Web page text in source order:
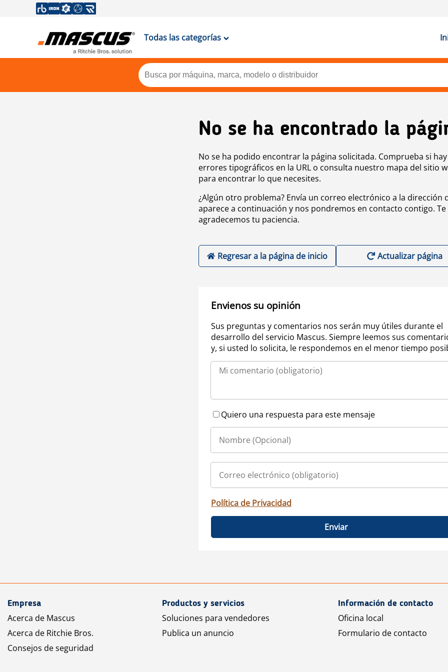
Todas las categorías
No se ha encontrado la
No se ha podido encontrar la página solicitada. Comprueba si hay
errores tipográficos en la URL o consulta nuestro mapa del sitio
para encontrar lo que necesites.
¿Algún otro problema? Envía un correo electrónico a la dirección
aparece a continuación y nos pondremos en contacto contigo. Te
agradecemos tu paciencia.
Regresar a la página de inicio Actualizar página
Envienos su opinión
Sus preguntas y comentarios nos serán muy útiles durante el
desarrollo del servicio Mascus. Siempre leemos sus
y, si usted lo solicita, le respondemos en el menor tiempo
Quiero una respuesta para este mensaje
Política de Privacidad
Enviar
Empresa
Acerca de Mascus
Acerca de Ritchie Bros.
Consejos de seguridad
Productos y servicios
Soluciones para vendedores
Publica un anuncio
Información de contacto
Oficina local
Formulario de contacto